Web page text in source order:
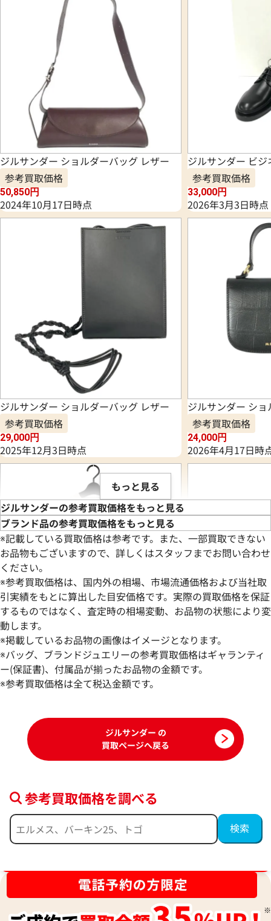
ジルサンダー ショルダーバッグ レザー
参考買取価格
50,850円
2024年10月17日時点
ジルサンダー ビ
参考買取価格
33,000円
2026年3月3日時点
ジルサンダー ショルダーバッグ レザー
参考買取価格
29,000円
2025年12月3日時点
ジルサンダー シ
参考買取価格
24,000円
2026年4月17日時
ジルサンダー Tシャツ
参考買取価格
19,000円
ジルサンダー ウ
参考買取価格
ジルサンダー ショルダーバッグ レザー
ジルサンダー タ
ーバッグ レザー
もっと見る
ジルサンダーの参考買取価格をもっと見る
ブランド品の参考買取価格をもっと見る
※記載している買取価格は参考です。また、一部買取できない
お品物もございますので、詳しくはスタッフまでお問い合わせ
ください。
※参考買取価格は、国内外の相場、市場流通価格および当社取
引実績をもとに算出した目安価格です。実際の買取価格を保証
するものではなく、査定時の相場変動、お品物の状態により変
動します。
※掲載しているお品物の画像はイメージとなります。
※バッグ、ブランドジュエリーの参考買取価格はギャランティ
ー(保証書)、付属品が揃ったお品物の金額です。
※参考買取価格は全て税込金額です。
ジルサンダー の
買取ページへ戻る
参考買取価格を調べる